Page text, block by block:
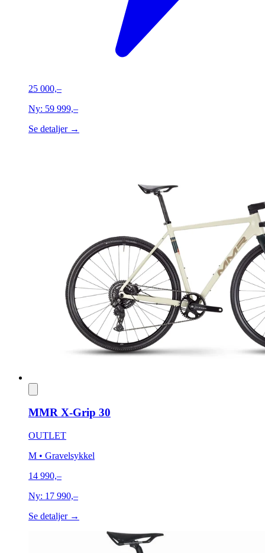
25 000,–
Ny: 59 999,–
Se detaljer →
MMR X-Grip 30
OUTLET
M • Gravelsykkel
14 990,–
Ny: 17 990,–
Se detaljer →